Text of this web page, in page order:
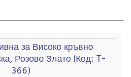
за Високо кръвно
Розово Злато (Код: T-
366)